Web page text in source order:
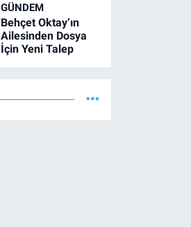
GÜNDEM
Behçet Oktay’ın
Ailesinden Dosya
İçin Yeni Talep